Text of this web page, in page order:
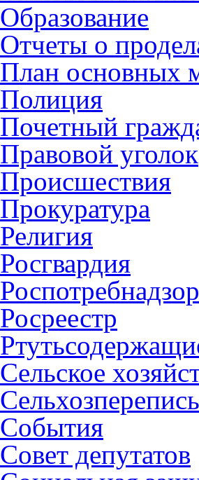
Образование
Отчеты о
План основных
Полиция
Почетный
Правовой уголок
Происшествия
Прокуратура
Религия
Росгвардия
Роспотребнадзор
Росреестр
Сельское
События
Совет депутатов